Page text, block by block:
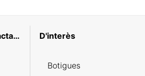
Perfil d'el contractant D'interès
Botigues